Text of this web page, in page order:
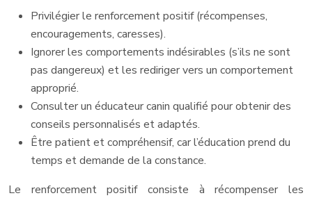
Privilégier le renforcement positif (récompenses,
encouragements, caresses).
Ignorer les comportements indésirables (s’ils ne sont
pas dangereux) et les rediriger vers un comportement
approprié.
Consulter un éducateur canin qualifié pour obtenir des
conseils personnalisés et adaptés.
Être patient et compréhensif, car l’éducation prend du
temps et demande de la constance.
Le renforcement positif consiste à récompenser les